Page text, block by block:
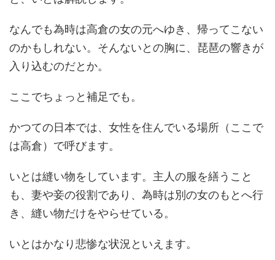
なんでも為時は高倉の女の元へゆき、帰ってこない
のかもしれない。そんないとの胸に、琵琶の響きが
入り込むのだとか。
ここでちょっと補足でも。
かつての日本では、女性を住んでいる場所（ここで
は高倉）で呼びます。
いとは縫い物をしています。主人の服を繕うこと
も、妻や妾の役割であり、為時は別の女のもとへ行
き、縫い物だけをやらせている。
いとはかなり悲惨な状況といえます。